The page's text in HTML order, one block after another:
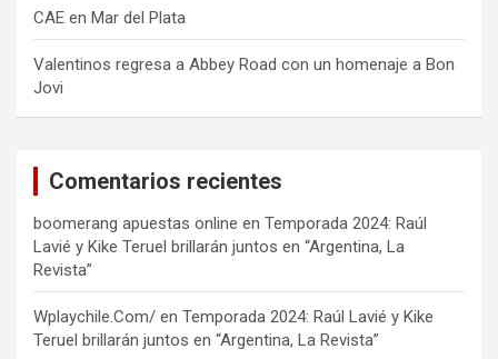
CAE en Mar del Plata
Valentinos regresa a Abbey Road con un homenaje a Bon
Jovi
Comentarios recientes
boomerang apuestas online en Temporada 2024: Raúl
Lavié y Kike Teruel brillarán juntos en “Argentina, La
Revista”
Wplaychile.Com/ en Temporada 2024: Raúl Lavié y Kike
Teruel brillarán juntos en “Argentina, La Revista”